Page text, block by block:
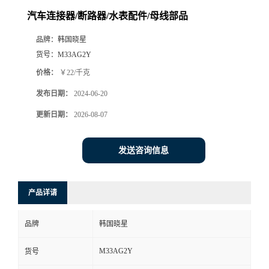
汽车连接器/断路器/水表配件/母线部品
品牌： 韩国晓星
货号： M33AG2Y
价格： ￥22/千克
发布日期： 2024-06-20
更新日期： 2026-08-07
发送咨询信息
产品详请
品牌 韩国晓星
货号 M33AG2Y